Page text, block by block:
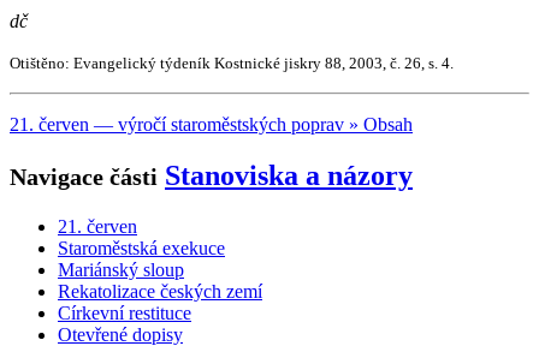
dč
Otištěno: Evangelický týdeník Kostnické jiskry 88, 2003, č. 26, s. 4.
21. červen — výročí staroměstských poprav » Obsah
Navigace části Stanoviska a názory
21. červen
Staroměstská exekuce
Mariánský sloup
Rekatolizace českých zemí
Církevní restituce
Otevřené dopisy